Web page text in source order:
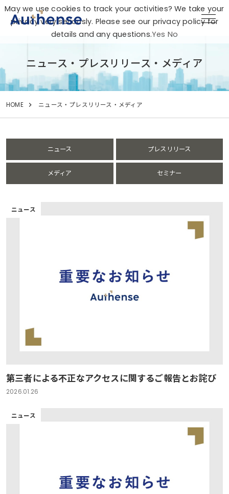
ニュース・プレスリリース・メディア
HOME ニュース・プレスリリース・メディア
ニュース プレスリリース
メディア セミナー
ニュース
第三者による不正なアクセスに関するご報告とお詫び
2026.01.26
ニュース
May we use cookies to track your activities? We take your
privacy very seriously. Please see our privacy policy for
details and any questions.Yes No